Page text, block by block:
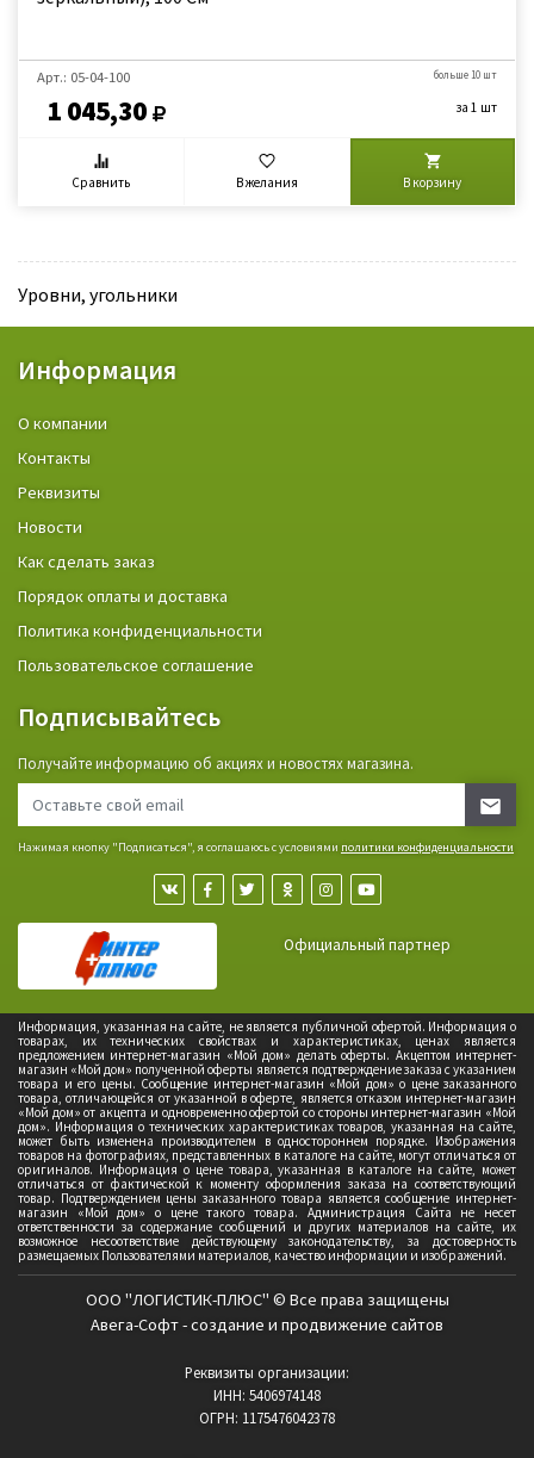
Арт.: 05-04-100
1 045,30
больше 10 шт
за 1 шт
Сравнить В желания В корзину
Уровни, угольники
Информация
О компании
Контакты
Реквизиты
Новости
Как сделать заказ
Порядок оплаты и доставка
Политика конфиденциальности
Пользовательское соглашение
Подписывайтесь
Получайте информацию об акциях и новостях магазина.
Нажимая кнопку "Подписаться", я соглашаюсь с условиями политики конфиденциальности
Официальный партнер
Информация, указанная на сайте, не является публичной офертой. Информация о
товарах, их технических свойствах и характеристиках, ценах является
предложением интернет-магазин «Мой дом» делать оферты. Акцептом интернет-
магазин «Мой дом» полученной оферты является подтверждение заказа с указанием
товара и его цены. Сообщение интернет-магазин «Мой дом» о цене заказанного
товара, отличающейся от указанной в оферте, является отказом интернет-магазин
«Мой дом» от акцепта и одновременно офертой со стороны интернет-магазин «Мой
дом». Информация о технических характеристиках товаров, указанная на сайте,
может быть изменена производителем в одностороннем порядке. Изображения
товаров на фотографиях, представленных в каталоге на сайте, могут отличаться от
оригиналов. Информация о цене товара, указанная в каталоге на сайте, может
отличаться от фактической к моменту оформления заказа на соответствующий
товар. Подтверждением цены заказанного товара является сообщение интернет-
магазин «Мой дом» о цене такого товара. Администрация Сайта не несет
ответственности за содержание сообщений и других материалов на сайте, их
возможное несоответствие действующему законодательству, за достоверность
размещаемых Пользователями материалов, качество информации и изображений.
ООО "ЛОГИСТИК-ПЛЮС" © Все права защищены
Авега-Софт - создание и продвижение сайтов
Реквизиты организации:
ИНН: 5406974148
ОГРН: 1175476042378